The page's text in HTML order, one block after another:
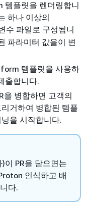
템플릿을 렌더링합니
하나 이상의
수 파일로 구성됩니
파라미터 값을이 변
템플릿을 사용하
출합니다.
을 병합하면 고객의
거하여 병합된 템플
을 시작합니다.
이 PR을 닫으면는
인식하고 배
다.